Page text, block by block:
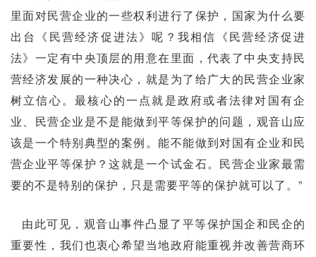
里面对民营企业的一些权利进行了保护，国家为什么要
出台《民营经济促进法》呢？我相信《民营经济促进
法》一定有中央顶层的用意在里面，代表了中央支持民
营经济发展的一种决心，就是为了给广大的民营企业家
树立信心。最核心的一点就是政府或者法律对国有企
业、民营企业是不是能做到平等保护的问题，观音山应
该是一个特别典型的案例。能不能做到对国有企业和民
营企业平等保护？这就是一个试金石。民营企业家最需
要的不是特别的保护，只是需要平等的保护就可以了。”
由此可见，观音山事件凸显了平等保护国企和民企的
重要性，我们也衷心希望当地政府能重视并改善营商环